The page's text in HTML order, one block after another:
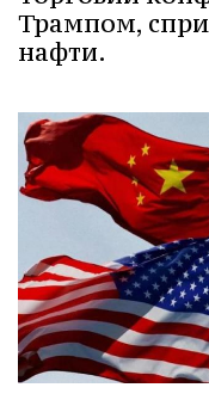
Трампом,
нафти.